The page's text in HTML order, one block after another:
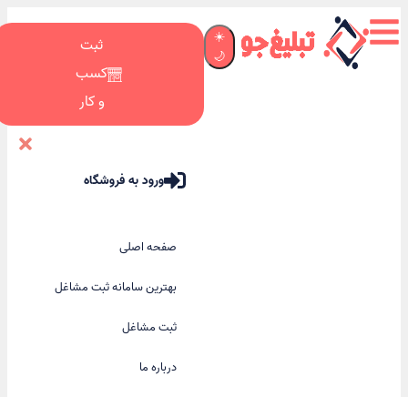
☀️
🌙
ثبت
کسب
و کار
ورود به فروشگاه
صفحه اصلی
بهترین سامانه ثبت مشاغل
ثبت مشاغل
درباره ما